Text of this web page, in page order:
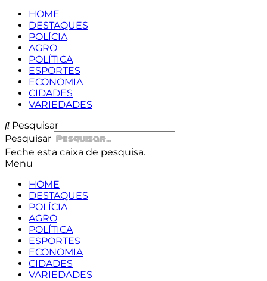
HOME
DESTAQUES
POLÍCIA
AGRO
POLÍTICA
ESPORTES
ECONOMIA
CIDADES
VARIEDADES
Pesquisar
Pesquisar
Feche esta caixa de pesquisa.
Menu
HOME
DESTAQUES
POLÍCIA
AGRO
POLÍTICA
ESPORTES
ECONOMIA
CIDADES
VARIEDADES